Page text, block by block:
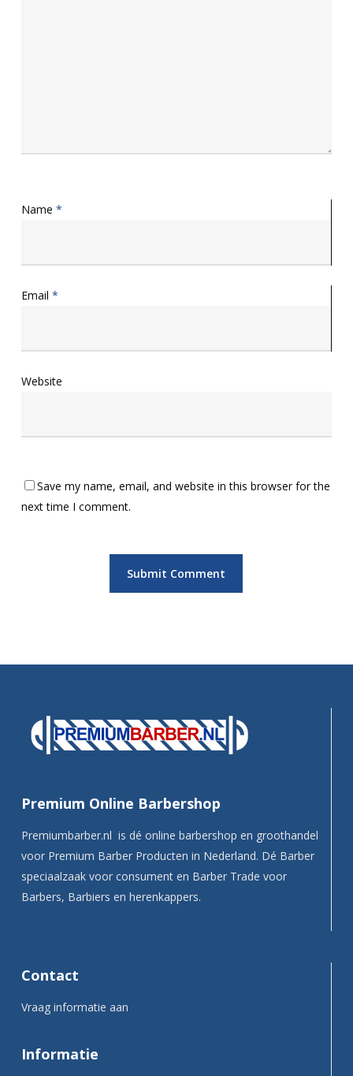
Name *
Email *
Website
Save my name, email, and website in this browser for the
next time I comment.
Premium Online Barbershop
Premiumbarber.nl is dé online barbershop en groothandel
voor Premium Barber Producten in Nederland. Dé Barber
speciaalzaak voor consument en Barber Trade voor
Barbers, Barbiers en herenkappers.
Contact
Vraag informatie aan
Informatie